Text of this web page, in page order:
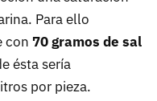
Para ello
con 70 gramos de sal
ésta sería
por pieza.